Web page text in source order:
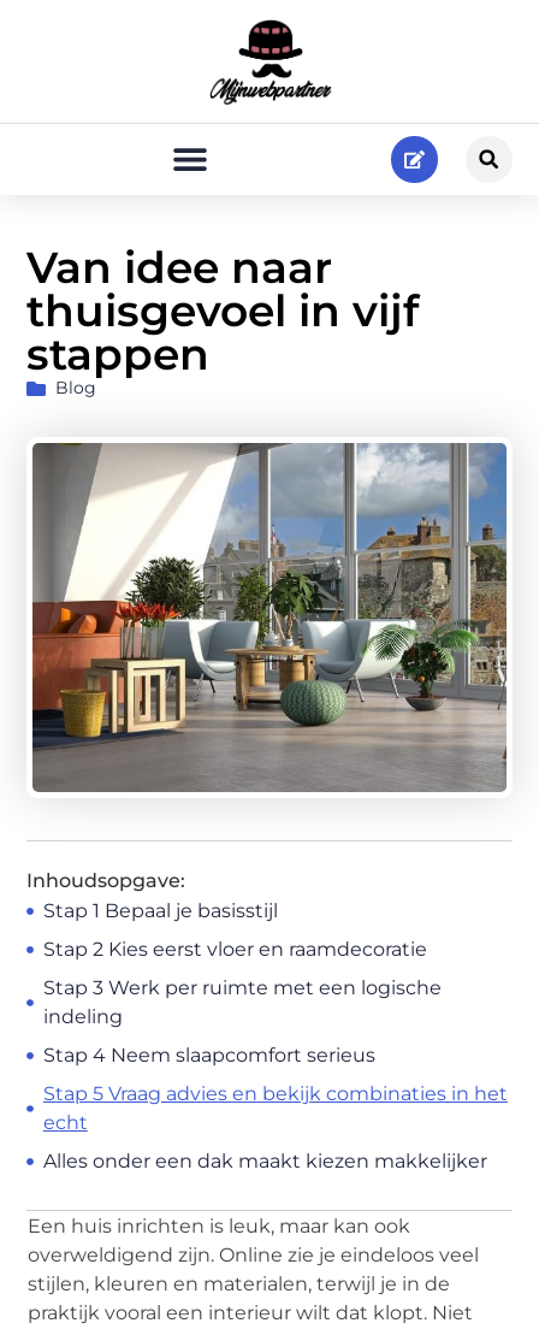
Van idee naar
thuisgevoel in vijf
stappen
Blog
Inhoudsopgave:
Stap 1 Bepaal je basisstijl
Stap 2 Kies eerst vloer en raamdecoratie
Stap 3 Werk per ruimte met een logische
indeling
Stap 4 Neem slaapcomfort serieus
Stap 5 Vraag advies en bekijk combinaties in het
echt
Alles onder een dak maakt kiezen makkelijker
Een huis inrichten is leuk, maar kan ook
overweldigend zijn. Online zie je eindeloos veel
stijlen, kleuren en materialen, terwijl je in de
praktijk vooral een interieur wilt dat klopt. Niet